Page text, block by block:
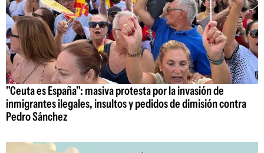
"Ceuta es España": masiva protesta por la invasión de
inmigrantes ilegales, insultos y pedidos de dimisión contra
Pedro Sánchez